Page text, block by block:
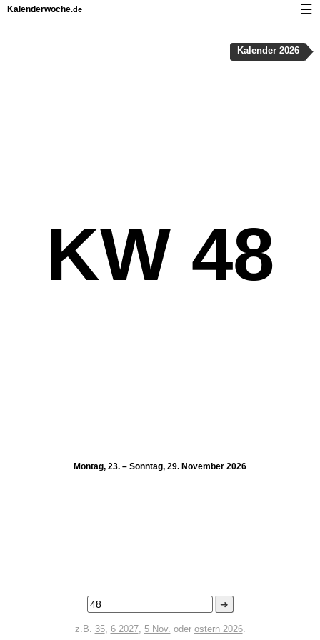
KW 48
Montag, 23. – Sonntag, 29. November 2026
➜
z.B. 35, 6 2027, 5 Nov. oder ostern 2026.
Kalender 2026
Kalenderwoche.de ☰